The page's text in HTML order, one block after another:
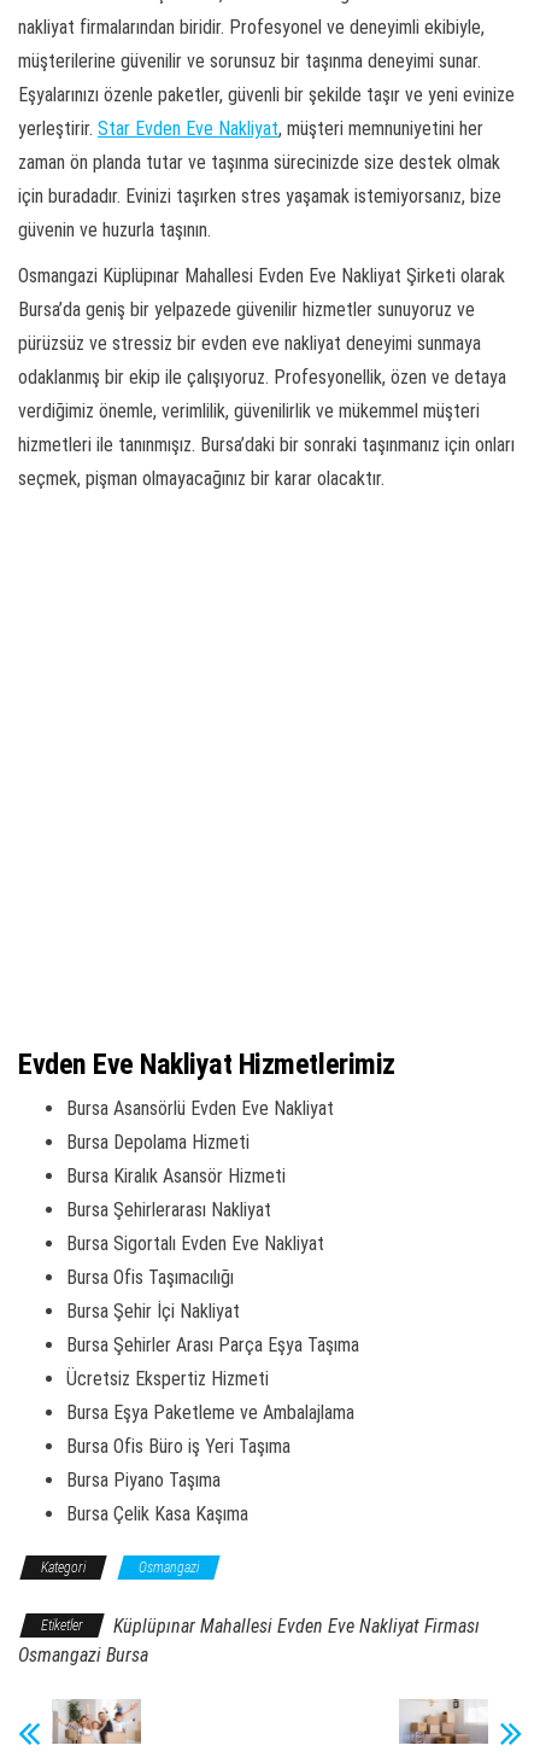
nakliyat firmalarından biridir. Profesyonel ve deneyimli ekibiyle,
müşterilerine güvenilir ve sorunsuz bir taşınma deneyimi sunar.
Eşyalarınızı özenle paketler, güvenli bir şekilde taşır ve yeni evinize
yerleştirir. Star Evden Eve Nakliyat, müşteri memnuniyetini her
zaman ön planda tutar ve taşınma sürecinizde size destek olmak
için buradadır. Evinizi taşırken stres yaşamak istemiyorsanız, bize
güvenin ve huzurla taşının.
Osmangazi Küplüpınar Mahallesi Evden Eve Nakliyat Şirketi olarak
Bursa’da geniş bir yelpazede güvenilir hizmetler sunuyoruz ve
pürüzsüz ve stressiz bir evden eve nakliyat deneyimi sunmaya
odaklanmış bir ekip ile çalışıyoruz. Profesyonellik, özen ve detaya
verdiğimiz önemle, verimlilik, güvenilirlik ve mükemmel müşteri
hizmetleri ile tanınmışız. Bursa’daki bir sonraki taşınmanız için onları
seçmek, pişman olmayacağınız bir karar olacaktır.
Evden Eve Nakliyat Hizmetlerimiz
Bursa Asansörlü Evden Eve Nakliyat
Bursa Depolama Hizmeti
Bursa Kiralık Asansör Hizmeti
Bursa Şehirlerarası Nakliyat
Bursa Sigortalı Evden Eve Nakliyat
Bursa Ofis Taşımacılığı
Bursa Şehir İçi Nakliyat
Bursa Şehirler Arası Parça Eşya Taşıma
Ücretsiz Ekspertiz Hizmeti
Bursa Eşya Paketleme ve Ambalajlama
Bursa Ofis Büro iş Yeri Taşıma
Bursa Piyano Taşıma
Bursa Çelik Kasa Kaşıma
Kategori Osmangazi
Etiketler
Küplüpınar Mahallesi Evden Eve Nakliyat Firması
Osmangazi Bursa